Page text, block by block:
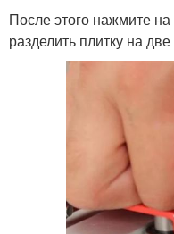
После этого нажмите
разделить плитку на две